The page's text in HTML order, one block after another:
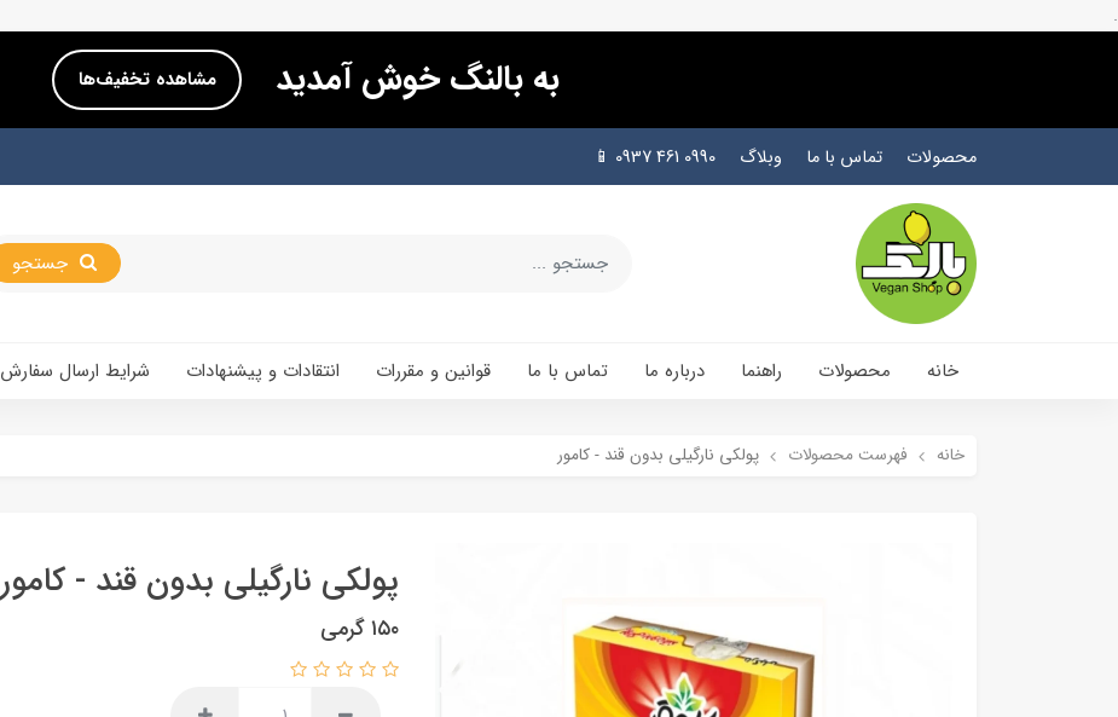
.
به بالنگ خوش آمدید مشاهده تخفیف‌ها
محصولات تماس با ما وبلاگ 0990 461 0937 📱
خانه محصولات راهنما درباره ما تماس با ما قوانین و مقررات انتقادات و پیشنهادات شرایط ارسال سفارش
خانه فهرست محصولات پولکی نارگیلی بدون قند - کامور
پولکی نارگیلی بدون قند - کامور
۱۵۰ گرمی